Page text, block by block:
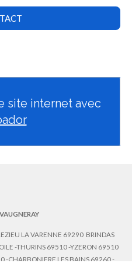
site internet avec
LA VARENNE 69290 BRINDAS
-THURINS 69510 -YZERON 69510
-CHARBONIERE LES BAINS 69260 -